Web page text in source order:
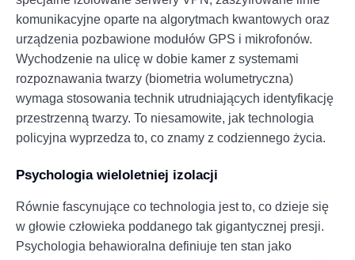
komunikacyjne oparte na algorytmach kwantowych oraz
urządzenia pozbawione modułów GPS i mikrofonów.
Wychodzenie na ulicę w dobie kamer z systemami
rozpoznawania twarzy (biometria wolumetryczna)
wymaga stosowania technik utrudniających identyfikację
przestrzenną twarzy. To niesamowite, jak technologia
policyjna wyprzedza to, co znamy z codziennego życia.
Psychologia wieloletniej izolacji
Równie fascynujące co technologia jest to, co dzieje się
w głowie człowieka poddanego tak gigantycznej presji.
Psychologia behawioralna definiuje ten stan jako